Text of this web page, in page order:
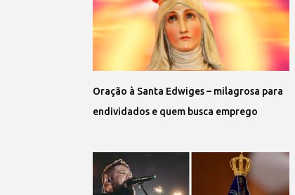
Oração à Santa Edwiges – milagrosa para
endividados e quem busca emprego